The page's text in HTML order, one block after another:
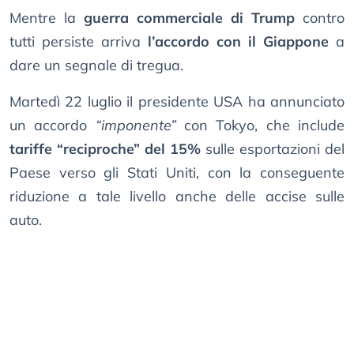
Mentre la guerra commerciale di Trump contro
tutti persiste arriva l’accordo con il Giappone a
dare un segnale di tregua.
Martedì 22 luglio il presidente USA ha annunciato
un accordo “imponente”con Tokyo, che include
tariffe “reciproche” del 15% sulle esportazioni del
Paese verso gli Stati Uniti, con la conseguente
riduzione a tale livello anche delle accise sulle
auto.